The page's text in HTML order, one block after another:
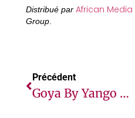
Distribué par African Media
Group.
Précédent
Goya By Yango Lance Une Collaboration Exclusive Avec Kente Gentlemen En Côte D’Ivoire.